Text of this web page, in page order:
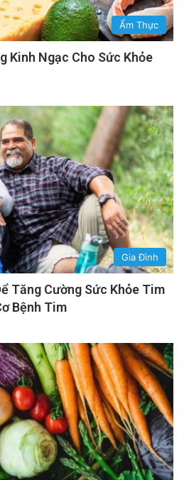
Ẩm Thực
Kinh Ngạc Cho Sức Khỏe
Gia Đình
Tăng Cường Sức Khỏe Tim
Bệnh Tim